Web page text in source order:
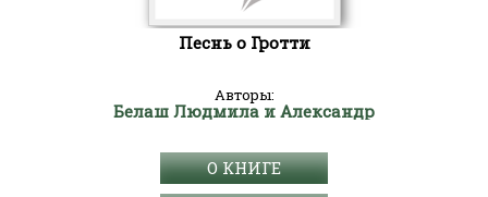
Песнь о Гротти
Авторы:
Белаш Людмила и Александр
О КНИГЕ